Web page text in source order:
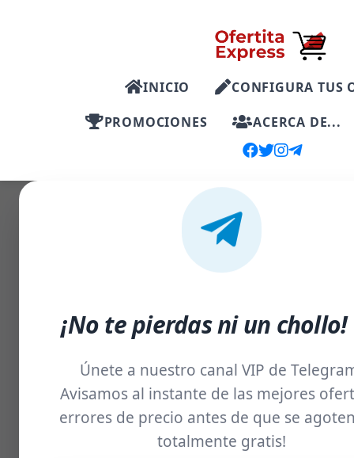
INICIO
CONFIGURA TUS
PROMOCIONES
ACERCA DE...
¡No te pierdas ni un
Únete a nuestro canal VIP de
Avisamos al instante de las mejores
errores de precio antes de que se
totalmente gratis!